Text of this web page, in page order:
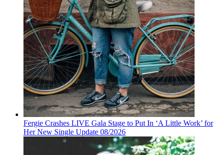
Fergie Crashes LIVE Gala Stage to Put In ‘A Little Work’ for
Her New Single Update 08/2026